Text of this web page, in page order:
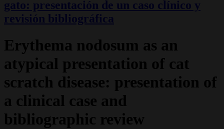
gato: presentación de un caso clínico y
revisión bibliográfica
Erythema nodosum as an
atypical presentation of cat
scratch disease: presentation of
a clinical case and
bibliographic review